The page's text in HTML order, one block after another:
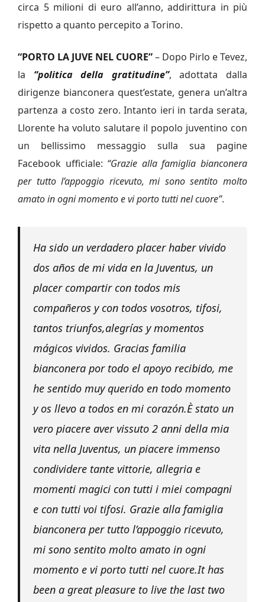
circa 5 milioni di euro all’anno, addirittura in più
rispetto a quanto percepito a Torino.
“PORTO LA JUVE NEL CUORE”– Dopo Pirlo e Tevez,
la “politica della gratitudine”, adottata dalla
dirigenze bianconera quest’estate, genera un’altra
partenza a costo zero. Intanto ieri in tarda serata,
Llorente ha voluto salutare il popolo juventino con
un bellissimo messaggio sulla sua pagine
Facebook ufficiale: “Grazie alla famiglia bianconera
per tutto l’appoggio ricevuto, mi sono sentito molto
amato in ogni momento e vi porto tutti nel cuore”.
Ha sido un verdadero placer haber vivido
dos años de mi vida en la Juventus, un
placer compartir con todos mis
compañeros y con todos vosotros, tifosi,
tantos triunfos,alegrías y momentos
mágicos vividos. Gracias familia
bianconera por todo el apoyo recibido, me
he sentido muy querido en todo momento
y os llevo a todos en mi corazón.È stato un
vero piacere aver vissuto 2 anni della mia
vita nella Juventus, un piacere immenso
condividere tante vittorie, allegria e
momenti magici con tutti i miei compagni
e con tutti voi tifosi. Grazie alla famiglia
bianconera per tutto l’appoggio ricevuto,
mi sono sentito molto amato in ogni
momento e vi porto tutti nel cuore.It has
been a great pleasure to live the last two